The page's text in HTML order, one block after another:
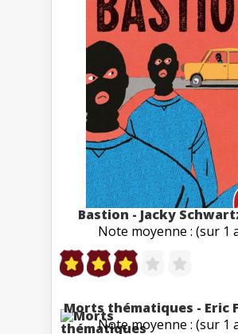
Bastion - Jacky
Note moyenne : (sur 1
Morts thématiques - Eric
Note moyenne : (sur 1